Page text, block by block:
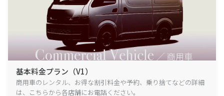
基本料金プラン（V1）
商用車のレンタル、お得な割引料金や予約、乗り捨てなどの詳細
は、こちらから各店舗にお電話ください。